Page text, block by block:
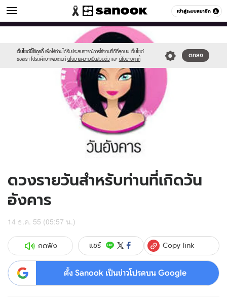
เข้าสู่ระบบสมาชิก
ดูดวง หมวดอื่นๆ
เว็บไซต์นี้ใช้คุกกี้ เพื่อให้ท่านได้รับประสบการณ์การใช้งานที่ดีที่สุดบน เว็บไซต์
ของเรา โปรดศึกษาเพิ่มเติมที่ นโยบายความเป็นส่วนตัว และ นโยบายคุกกี้
ตกลง
//s.isanook.com/sr/0/images/logo-
sanook.png
//s.isanook.com/ho/0/ud/7/38977/170-
ดวงรายวันสำหรับท่านที่เกิดวัน
อังคาร
14 ธ.ค. 55 (05:57 น.)
กดฟัง แชร์ Copy link
ตั้ง Sanook เป็นข่าวโปรดบน Google